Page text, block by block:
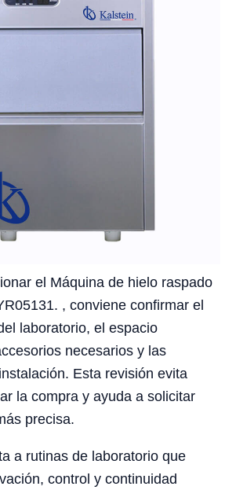
el Máquina de hielo raspado
, conviene confirmar el
laboratorio, el espacio
necesarios y las
Esta revisión evita
la compra y ayuda a solicitar
precisa.
a rutinas de laboratorio que
control y continuidad